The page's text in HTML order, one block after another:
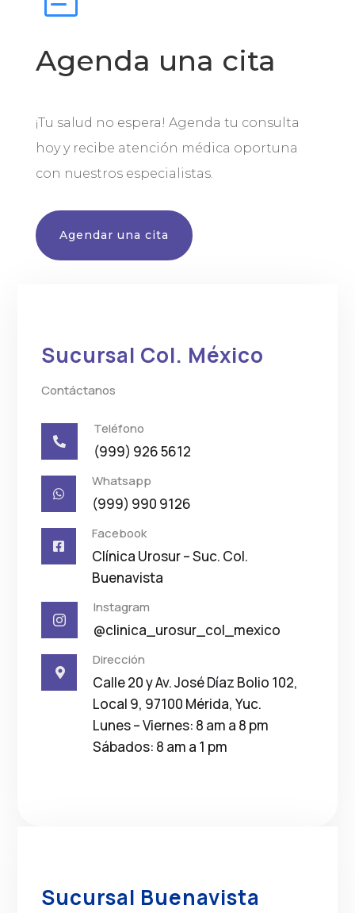
Agenda una cita
¡Tu salud no espera! Agenda tu consulta
hoy y recibe atención médica oportuna
con nuestros especialistas.
Agendar una cita
Sucursal Col. México
Contáctanos

Teléfono
(999) 926 5612

Whatsapp
(999) 990 9126

Facebook
Clínica Urosur – Suc. Col.
Buenavista

Instagram
@clinica_urosur_col_mexico

Dirección
Calle 20 y Av. José Díaz Bolio 102,
Local 9, 97100 Mérida, Yuc.
Lunes – Viernes: 8 am a 8 pm
Sábados: 8 am a 1 pm
Sucursal Buenavista